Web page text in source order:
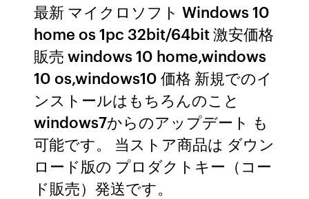
最新 マイクロソフト Windows 10
home os 1pc 32bit/64bit 激安価格
販売 windows 10 home,windows
10 os,windows10 価格 新規でのイ
ンストールはもちろんのこと
windows7からのアップデート も
可能です。 当ストア商品は ダウン
ロード版の プロダクトキー（コー
ド販売）発送です。